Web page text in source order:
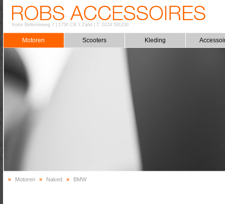
Korte Belkmerweg 7| 1756 CB 't Zand T: 0224 591230
Motoren Scooters Kleding
» Motoren » Naked » BMW